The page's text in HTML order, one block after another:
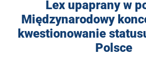
Lex upaprany w
Międzynarodowy
kwestionowanie
Polsce